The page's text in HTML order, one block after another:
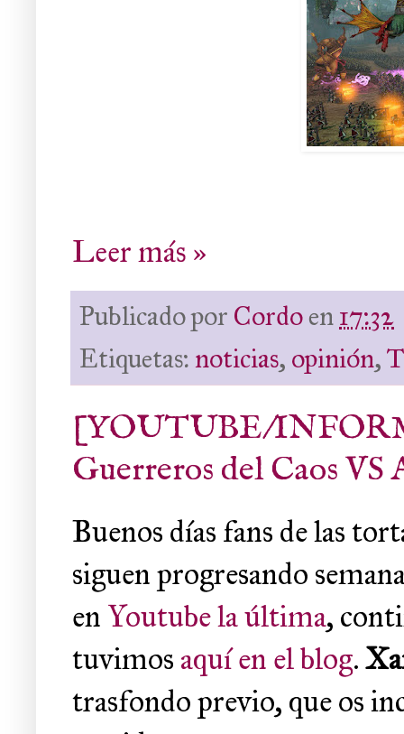
Leer más »
Publicado por Cordoen17:32
Etiquetas:noticias, opinión,
[YOUTUBE/
Guerreros del Caos VS
Buenos días fans de las
siguen progresando
en Youtube la última,
tuvimos aquí en el blog.
trasfondo previo, que os